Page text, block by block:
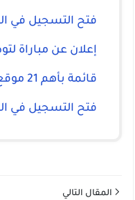
فتح التسجيل في
إعلان عن مباراة
قائمة بأهم 21 موقع يحتاجها الموظف، ويجب أن يكون مسجلا بها:
فتح التسجيل في
المقال التالي